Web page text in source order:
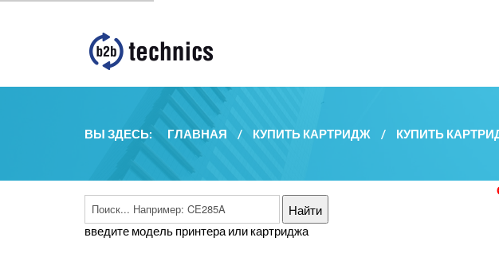
ВЫ ЗДЕСЬ: ГЛАВНАЯ / КУПИТЬ КАРТРИДЖ / КУПИТЬ
введите модель принтера или картриджа